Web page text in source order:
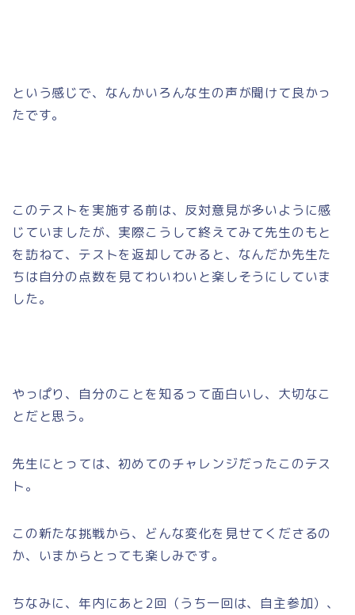
という感じで、なんかいろんな生の声が聞けて良かっ
たです。
このテストを実施する前は、反対意見が多いように感
じていましたが、実際こうして終えてみて先生のもと
を訪ねて、テストを返却してみると、なんだか先生た
ちは自分の点数を見てわいわいと楽しそうにしていま
した。
やっぱり、自分のことを知るって面白いし、大切なこ
とだと思う。
先生にとっては、初めてのチャレンジだったこのテス
ト。
この新たな挑戦から、どんな変化を見せてくださるの
か、いまからとっても楽しみです。
ちなみに、年内にあと2回（うち一回は、自主参加）、